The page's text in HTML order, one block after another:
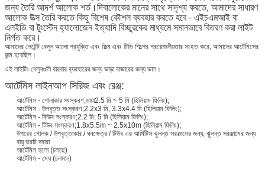
জন্য তৈরি আদর্শ আলোক শর্ত।দিবালোকের মানের সাথে সাদৃশ্য করতে, আমাদের সাধারণ
আলোক উত্স তৈরি করতে কিছু বিশেষ কৌশল ব্যবহার করতে হবে - এইচএমআই বা
এলইডি বা টুংস্টেন হ্যালোজেন ইত্যাদি বিচ্ছুরকের মাধ্যমে সমানভাবে বিতরণ করা লাইট
নির্গত করে।
আমাদের পেটেন্ট বেলুন আলো প্রযুক্তি এবং ফিল্ম এবং টিভি শিল্পের প্রয়োজনীয়তার সংহত করে, আমাদের আর্টেমিসের
জন্ম হয়েছিল।
এই লাইটিং বেলুনগুলি বারবার ব্যবহারের জন্য ভাড়া বাজারের জন্য ভাল।
আর্টেমিস লাইনআপ সিরিজ এবং রেঞ্জ:
আর্টেমিস - গোলাকার সংস্করণ;ডায়া2.5 মি ~ 5 মি (হিলিয়াম ফিলিং);
আর্টেমিস - উপবৃত্ত সংস্করণ;2.2x3 মি, 3.3x4.4 মি (হিলিয়াম ফিলিং);
আর্টেমিস - কিউব সংস্করণ;2.2 মি; 5 মি (হিলিয়াম ফিলিং);
আর্টেমিস - টিউব সংস্করণ;1.8x5.5m ~ 2.5x10m (হিলিয়াম ফিলিং);
উপরের গোলক / উপবৃত্তাকার / ঘনক্ষেত্র / টিউব এর আর্মিটিস ঝুলন্ত সরঞ্জামের জন্য, ঝুলন্ত সরঞ্জামের জন্য
বায়ু ভরাট দ্বারা
আর্টেমিস হলো (চলছে)
আর্টেমিস - মেঘ (চলমান)